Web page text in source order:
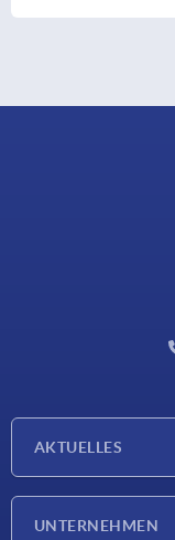
AKTUELLES
UNTERNEHMEN